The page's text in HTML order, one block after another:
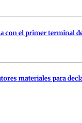
con el primer terminal
materiales para